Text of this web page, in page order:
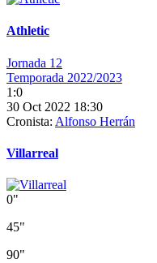
Athletic
Jornada 12
Temporada 2022/2023
1:0
30 Oct 2022 18:30
Cronista: Alfonso Herrán
Villarreal
0"
45"
90"